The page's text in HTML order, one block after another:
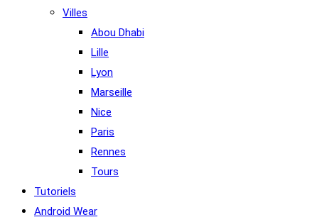
Villes
Abou Dhabi
Lille
Lyon
Marseille
Nice
Paris
Rennes
Tours
Tutoriels
Android Wear